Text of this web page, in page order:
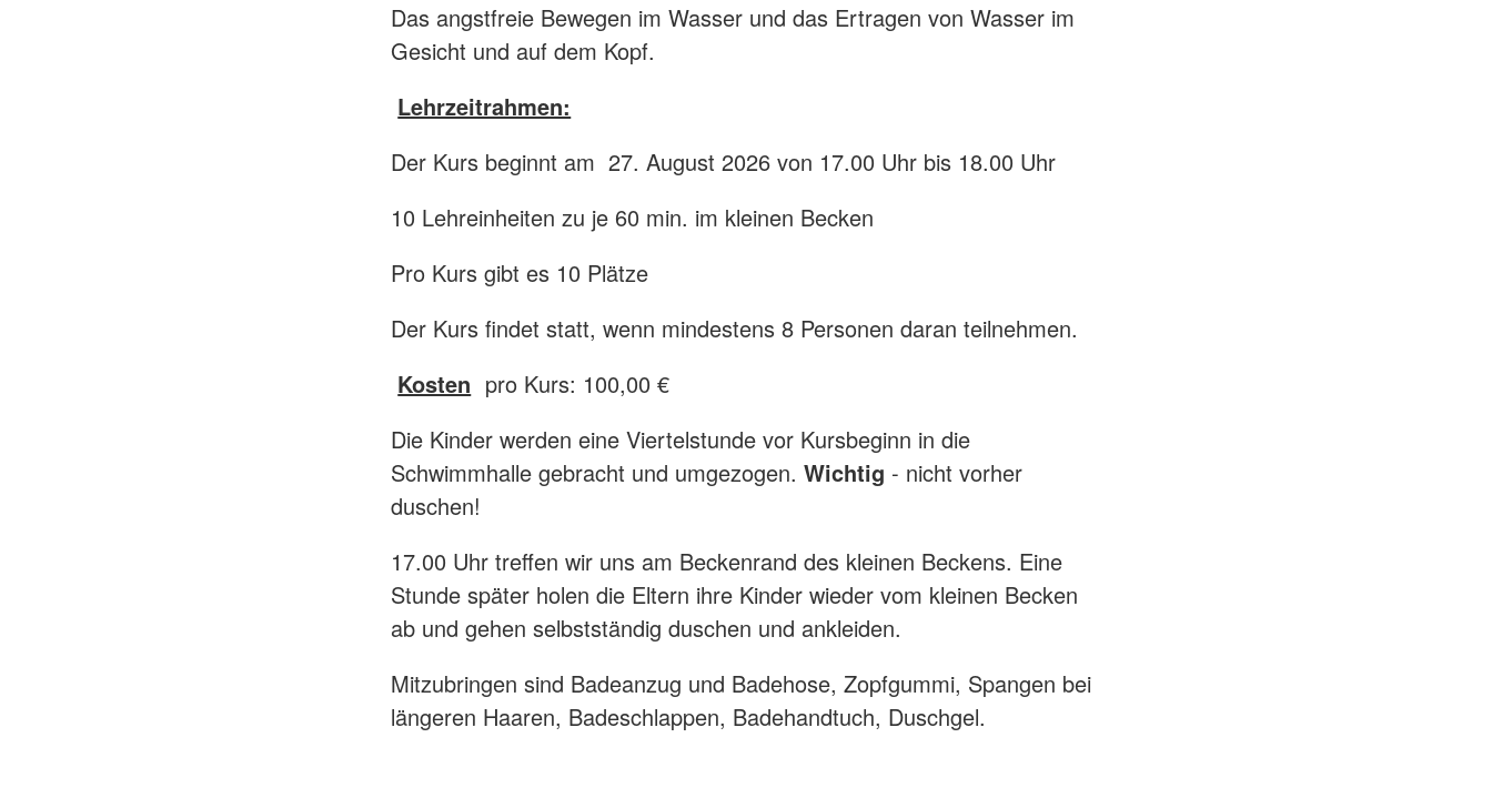
Das angstfreie Bewegen im Wasser und das Ertragen von Wasser im
Gesicht und auf dem Kopf.
Lehrzeitrahmen:
Der Kurs beginnt am 27. August 2026 von 17.00 Uhr bis 18.00 Uhr
10 Lehreinheiten zu je 60 min. im kleinen Becken
Pro Kurs gibt es 10 Plätze
Der Kurs findet statt, wenn mindestens 8 Personen daran teilnehmen.
Kosten pro Kurs: 100,00 €
Die Kinder werden eine Viertelstunde vor Kursbeginn in die
Schwimmhalle gebracht und umgezogen. Wichtig - nicht vorher
duschen!
17.00 Uhr treffen wir uns am Beckenrand des kleinen Beckens. Eine
Stunde später holen die Eltern ihre Kinder wieder vom kleinen Becken
ab und gehen selbstständig duschen und ankleiden.
Mitzubringen sind Badeanzug und Badehose, Zopfgummi, Spangen bei
längeren Haaren, Badeschlappen, Badehandtuch, Duschgel.